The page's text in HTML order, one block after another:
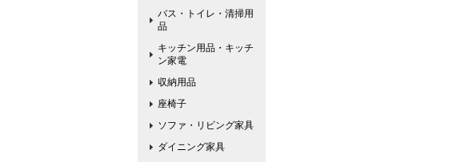
バス・トイレ・清掃用
品
キッチン用品・キッチ
ン家電
収納用品
座椅子
ソファ・リビング家具
ダイニング家具